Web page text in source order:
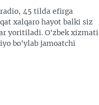
45 tilda efirga
xalqaro hayot balki siz
yoritiladi. O'zbek xizmati
bo'ylab jamoatchi